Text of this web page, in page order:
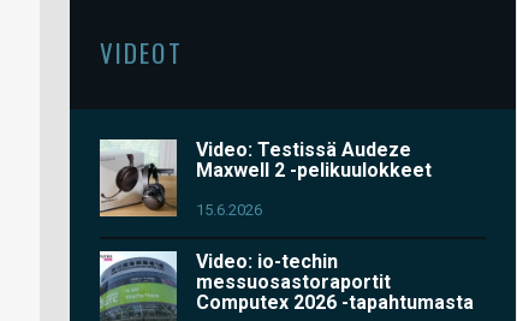
VIDEOT
Video: Testissä Audeze
Maxwell 2 -pelikuulokkeet
15.6.2026
Video: io-techin
messuosastoraportit
Computex 2026 -tapahtumasta